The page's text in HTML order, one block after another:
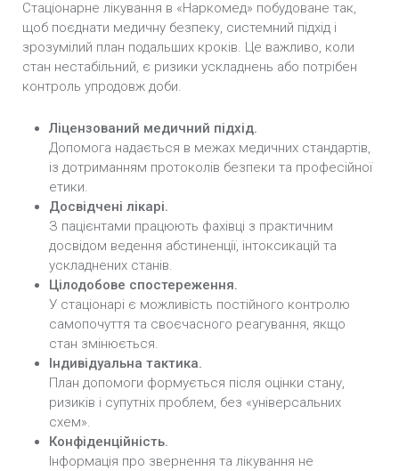
Стаціонарне лікування в «Наркомед» побудоване так,
щоб поєднати медичну безпеку, системний підхід і
зрозумілий план подальших кроків. Це важливо, коли
стан нестабільний, є ризики ускладнень або потрібен
контроль упродовж доби.
Ліцензований медичний підхід.
Допомога надається в межах медичних стандартів,
із дотриманням протоколів безпеки та професійної
етики.
Досвідчені лікарі.
З пацієнтами працюють фахівці з практичним
досвідом ведення абстиненції, інтоксикацій та
ускладнених станів.
Цілодобове спостереження.
У стаціонарі є можливість постійного контролю
самопочуття та своєчасного реагування, якщо
стан змінюється.
Індивідуальна тактика.
План допомоги формується після оцінки стану,
ризиків і супутніх проблем, без «універсальних
схем».
Конфіденційність.
Інформація про звернення та лікування не